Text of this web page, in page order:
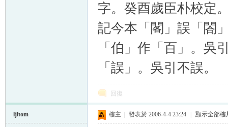
字。癸酉歲臣朴校定
記今本「閣」誤「閤
「伯」作「百」。
「誤」。吳引不誤。
回復
ljltom 樓主 發表於 2006-4-4 23:24 顯示全部樓